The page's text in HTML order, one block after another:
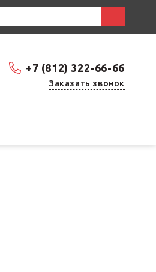
+7 (812) 322-66-66
Заказать звонок